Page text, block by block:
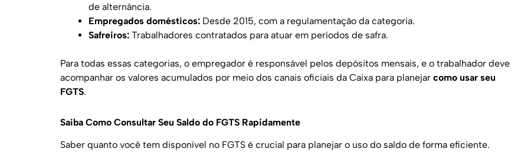
de alternância.
Empregados domésticos: Desde 2015, com a regulamentação da categoria.
Safreiros: Trabalhadores contratados para atuar em períodos de safra.
Para todas essas categorias, o empregador é responsável pelos depósitos mensais, e o trabalhador deve
acompanhar os valores acumulados por meio dos canais oficiais da Caixa para planejar como usar seu
FGTS.
Saiba Como Consultar Seu Saldo do FGTS Rapidamente
Saber quanto você tem disponível no FGTS é crucial para planejar o uso do saldo de forma eficiente.